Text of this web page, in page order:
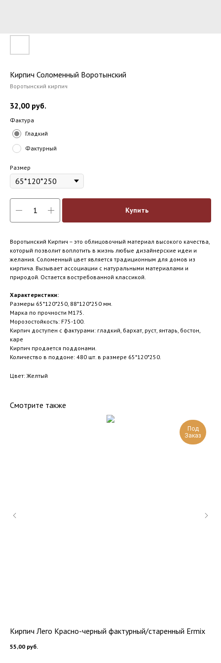
Кирпич Соломенный Воротынский
Воротынский кирпич
32,00 руб.
Фактура
Гладкий
Фактурный
Размер
Купить
Воротынский Кирпич – это облицовочный материал высокого качества,
который позволит воплотить в жизнь любые дизайнерские идеи и
желания. Соломенный цвет является традиционным для домов из
кирпича. Вызывает ассоциации с натуральными материалами и
природой. Остается востребованной классикой.
Характеристики:
Размеры 65*120*250, 88*120*250 мм.
Марка по прочности М175.
Морозостойкость: F75-100.
Кирпич доступен с фактурами: гладкий, бархат, руст, янтарь, бостон,
каре
Кирпич продается поддонами.
Количество в поддоне: 480 шт. в размере 65*120*250.
Цвет: Желтый
Смотрите также
Под
Заказ
Кирпич Лего Красно-черный фактурный/старенный Ermix
55,00 руб.